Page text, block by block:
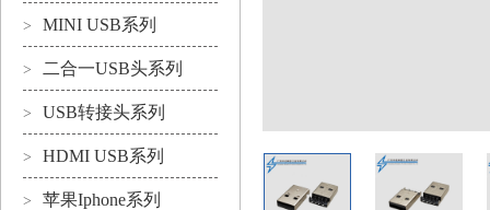
> MINI USB系列
> 二合一USB头系列
> USB转接头系列
> HDMI USB系列
> 苹果Iphone系列